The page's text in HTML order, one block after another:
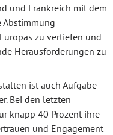
und Frankreich mit dem
Abstimmung
zu vertiefen und
Herausforderungen zu
ist auch Aufgabe
Bei den letzten
knapp 40 Prozent ihre
und Engagement